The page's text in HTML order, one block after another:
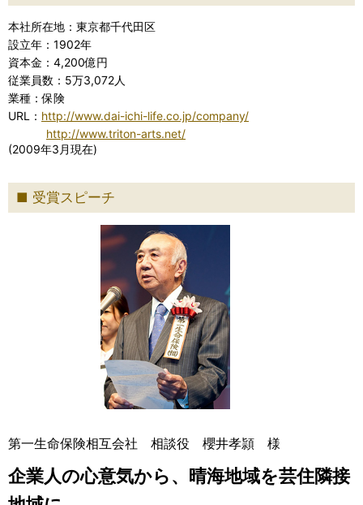
本社所在地：東京都千代田区
設立年：1902年
資本金：4,200億円
従業員数：5万3,072人
業種：保険
URL： http://www.dai-ichi-life.co.jp/company/
http://www.triton-arts.net/
(2009年3月現在)
受賞スピーチ
第一生命保険相互会社 相談役 櫻井孝頴 様
企業人の心意気から、晴海地域を芸住隣接